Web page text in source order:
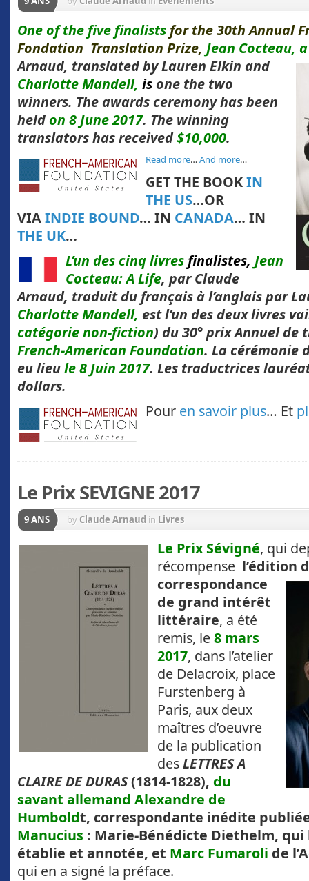
One of the five finalists for the 30th Annual
Fondation Translation Prize, Jean Cocteau,
Arnaud, translated by Lauren Elkin and
Charlotte Mandell, is one the two
winners. The awards ceremony has been
heldon 8 June 2017. The winning
translators has received$10,000.
Read more…And more…
GET THE BOOKIN
THE US…OR
VIAINDIE BOUND… IN CANADA… IN
THE UK…
L’un des cinq livres finalistes, Jean
Cocteau: A Life, par Claude
Arnaud, traduit du français à l’anglais par
Charlotte Mandell, est l’un des deux livres
catégorie non-fiction) du 30° prix Annuel
French-American Foundation. La cérémonie
eu lieule 8 Juin 2017. Les traductrices
dollars.
Pour en savoir plus… Et
Le Prix SEVIGNE 2017
9 ANS by Claude Arnaud in Livres
Le Prix Sévigné, qui
récompense l’édition
correspondance
de grand intérêt
littéraire, a été
remis, le8 mars
2017, dans l’atelier
de Delacroix, place
Furstenberg à
Paris, aux deux
maîtres d’oeuvre
de la publication
desLETTRES A
CLAIRE DE DURAS(1814-1828), du
savant allemand Alexandre de
Humboldt, correspondante inédite
Manucius : Marie-Bénédicte Diethelm, qui
établie et annotée, et Marc Fumaroli de
qui en a signé la préface.